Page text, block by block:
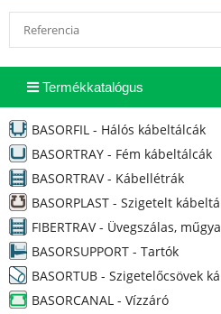
Termékkatalógus
BASORFIL - Hálós kábeltálcák
BASORTRAY - Fém kábeltálcák
BASORTRAV - Kábellétrák
BASORPLAST - Szigetelt
FIBERTRAV - Üvegszálas,
BASORSUPPORT - Tartók
BASORTUB - Szigetelőcsövek
BASORCANAL - Vízzáró